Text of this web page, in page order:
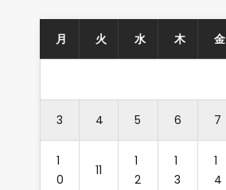
月 火 水 木 金
3 4 5 6 7
1
0
11
1
2
1
3
1
4